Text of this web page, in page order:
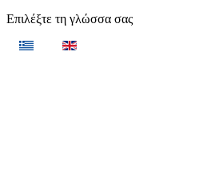
Επιλέξτε τη γλώσσα σας